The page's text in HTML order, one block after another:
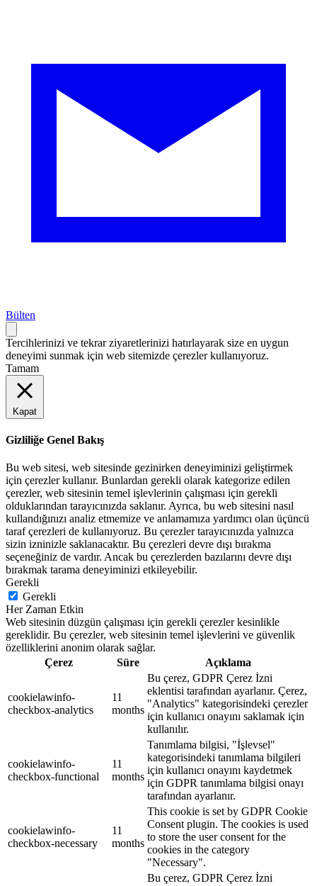
Bülten
Tercihlerinizi ve tekrar ziyaretlerinizi hatırlayarak size en uygun
deneyimi sunmak için web sitemizde çerezler kullanıyoruz.
Tamam
Kapat
Gizliliğe Genel Bakış
Bu web sitesi, web sitesinde gezinirken deneyiminizi geliştirmek
için çerezler kullanır. Bunlardan gerekli olarak kategorize edilen
çerezler, web sitesinin temel işlevlerinin çalışması için gerekli
olduklarından tarayıcınızda saklanır. Ayrıca, bu web sitesini nasıl
kullandığınızı analiz etmemize ve anlamamıza yardımcı olan üçüncü
taraf çerezleri de kullanıyoruz. Bu çerezler tarayıcınızda yalnızca
sizin izninizle saklanacaktır. Bu çerezleri devre dışı bırakma
seçeneğiniz de vardır. Ancak bu çerezlerden bazılarını devre dışı
bırakmak tarama deneyiminizi etkileyebilir.
Gerekli
Gerekli
Her Zaman Etkin
Web sitesinin düzgün çalışması için gerekli çerezler kesinlikle
gereklidir. Bu çerezler, web sitesinin temel işlevlerini ve güvenlik
özelliklerini anonim olarak sağlar.
Çerez
Süre Açıklama
cookielawinfo-
checkbox-analytics
11
months
Bu çerez, GDPR Çerez İzni
eklentisi tarafından ayarlanır. Çerez,
"Analytics" kategorisindeki çerezler
için kullanıcı onayını saklamak için
kullanılır.
cookielawinfo-
checkbox-functional
11
months
Tanımlama bilgisi, "İşlevsel"
kategorisindeki tanımlama bilgileri
için kullanıcı onayını kaydetmek
için GDPR tanımlama bilgisi onayı
tarafından ayarlanır.
cookielawinfo-
checkbox-necessary
11
months
This cookie is set by GDPR Cookie
Consent plugin. The cookies is used
to store the user consent for the
cookies in the category
"Necessary".
Bu çerez, GDPR Çerez İzni